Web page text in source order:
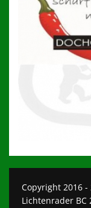
Copyright 2016 -
Lichtenrader BC